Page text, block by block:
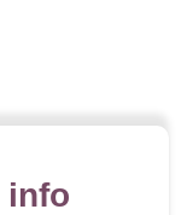
info